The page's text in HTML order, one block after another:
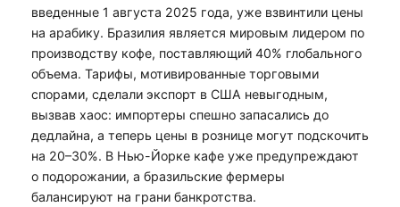
введенные 1 августа 2025 года, уже взвинтили цены
на арабику. Бразилия является мировым лидером по
производству кофе, поставляющий 40% глобального
объема. Тарифы, мотивированные торговыми
спорами, сделали экспорт в США невыгодным,
вызвав хаос: импортеры спешно запасались до
дедлайна, а теперь цены в рознице могут подскочить
на 20–30%. В Нью-Йорке кафе уже предупреждают
о подорожании, а бразильские фермеры
балансируют на грани банкротства.